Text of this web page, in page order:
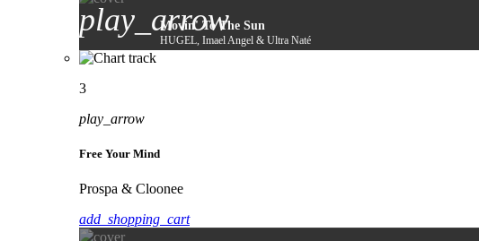
play_arrow
Movin' To The Sun
HUGEL, Imael Angel & Ultra Naté
3
play_arrow
Free Your Mind
Prospa & Cloonee
add_shopping_cart